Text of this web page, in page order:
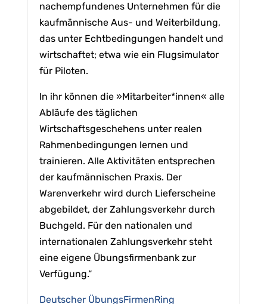
nachempfundenes Unternehmen für die
kaufmännische Aus- und Weiterbildung,
das unter Echtbedingungen handelt und
wirtschaftet; etwa wie ein Flugsimulator
für Piloten.
In ihr können die »Mitarbeiter*innen« alle
Abläufe des täglichen
Wirtschaftsgeschehens unter realen
Rahmenbedingungen lernen und
trainieren. Alle Aktivitäten entsprechen
der kaufmännischen Praxis. Der
Warenverkehr wird durch Lieferscheine
abgebildet, der Zahlungsverkehr durch
Buchgeld. Für den nationalen und
internationalen Zahlungsverkehr steht
eine eigene Übungsfirmenbank zur
Verfügung.“
Deutscher ÜbungsFirmenRing